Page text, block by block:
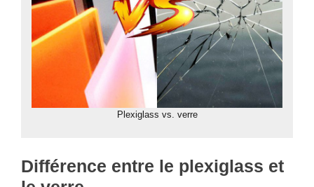
Plexiglass vs. verre
Différence entre le plexiglass et